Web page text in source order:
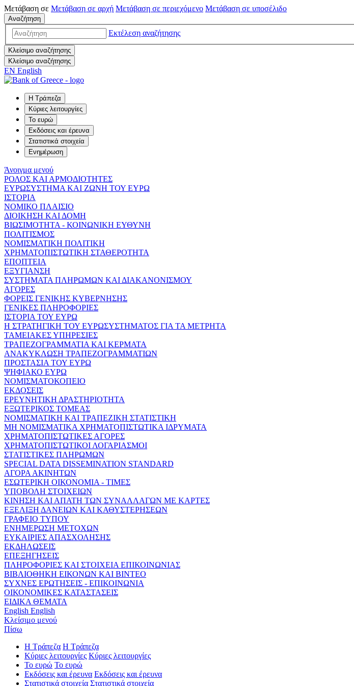
Μετάβαση σε Μετάβαση σε αρχή Μετάβαση σε περιεχόμενο Μετάβαση σε υποσέλιδο
Αναζήτηση
Εκτέλεση αναζήτησης
Κλείσιμο αναζήτησης
Κλείσιμο αναζήτησης
EN English
Η Τράπεζα
Κύριες λειτουργίες
Το ευρώ
Εκδόσεις και έρευνα
Στατιστικά στοιχεία
Ενημέρωση
Άνοιγμα μενού
ΡΟΛΟΣ ΚΑΙ ΑΡΜΟΔΙΟΤΗΤΕΣ
ΕΥΡΩΣΥΣΤΗΜΑ ΚΑΙ ΖΩΝΗ ΤΟΥ ΕΥΡΩ
ΙΣΤΟΡΙΑ
ΝΟΜΙΚΟ ΠΛΑΙΣΙΟ
ΔΙΟΙΚΗΣΗ ΚΑΙ ΔΟΜΗ
ΒΙΩΣΙΜΟΤΗΤΑ - ΚΟΙΝΩΝΙΚΗ ΕΥΘΥΝΗ
ΠΟΛΙΤΙΣΜΟΣ
ΝΟΜΙΣΜΑΤΙΚΗ ΠΟΛΙΤΙΚΗ
ΧΡΗΜΑΤΟΠΙΣΤΩΤΙΚΗ ΣΤΑΘΕΡΟΤΗΤΑ
ΕΠΟΠΤΕΙΑ
ΕΞΥΓΙΑΝΣΗ
ΣΥΣΤΗΜΑΤΑ ΠΛΗΡΩΜΩΝ ΚΑΙ ΔΙΑΚΑΝΟΝΙΣΜΟΥ
ΑΓΟΡΕΣ
ΦΟΡΕΙΣ ΓΕΝΙΚΗΣ ΚΥΒΕΡΝΗΣΗΣ
ΓΕΝΙΚΕΣ ΠΛΗΡΟΦΟΡΙΕΣ
ΙΣΤΟΡΙΑ ΤΟΥ ΕΥΡΩ
Η ΣΤΡΑΤΗΓΙΚΗ ΤΟΥ ΕΥΡΩΣΥΣΤΗΜΑΤΟΣ ΓΙΑ ΤΑ ΜΕΤΡΗΤΑ
ΤΑΜΕΙΑΚΕΣ ΥΠΗΡΕΣΙΕΣ
ΤΡΑΠΕΖΟΓΡΑΜΜΑΤΙΑ ΚΑΙ ΚΕΡΜΑΤΑ
ΑΝΑΚΥΚΛΩΣΗ ΤΡΑΠΕΖΟΓΡΑΜΜΑΤΙΩΝ
ΠΡΟΣΤΑΣΙΑ ΤΟΥ ΕΥΡΩ
ΨΗΦΙΑΚΟ ΕΥΡΩ
ΝΟΜΙΣΜΑΤΟΚΟΠΕΙΟ
ΕΚΔΟΣΕΙΣ
ΕΡΕΥΝΗΤΙΚΗ ΔΡΑΣΤΗΡΙΟΤΗΤΑ
ΕΞΩΤΕΡΙΚΟΣ ΤΟΜΕΑΣ
ΝΟΜΙΣΜΑΤΙΚΗ ΚΑΙ ΤΡΑΠΕΖΙΚΗ ΣΤΑΤΙΣΤΙΚΗ
ΜΗ ΝΟΜΙΣΜΑΤΙΚΑ ΧΡΗΜΑΤΟΠΙΣΤΩΤΙΚΑ ΙΔΡΥΜΑΤΑ
ΧΡΗΜΑΤΟΠΙΣΤΩΤΙΚΕΣ ΑΓΟΡΕΣ
ΧΡΗΜΑΤΟΠΙΣΤΩΤΙΚΟΙ ΛΟΓΑΡΙΑΣΜΟΙ
ΣΤΑΤΙΣΤΙΚΕΣ ΠΛΗΡΩΜΩΝ
SPECIAL DATA DISSEMINATION STANDARD
ΑΓΟΡΑ ΑΚΙΝΗΤΩΝ
ΕΣΩΤΕΡΙΚΗ ΟΙΚΟΝΟΜΙΑ - ΤΙΜΕΣ
ΥΠΟΒΟΛΗ ΣΤΟΙΧΕΙΩΝ
ΚΙΝΗΣΗ ΚΑΙ ΑΠΑΤΗ ΤΩΝ ΣΥΝΑΛΛΑΓΩΝ ΜΕ ΚΑΡΤΕΣ
ΕΞΕΛΙΞΗ ΔΑΝΕΙΩΝ ΚΑΙ ΚΑΘΥΣΤΕΡΗΣΕΩΝ
ΓΡΑΦΕΙΟ ΤΥΠΟΥ
ΕΝΗΜΕΡΩΣΗ ΜΕΤΟΧΩΝ
ΕΥΚΑΙΡΙΕΣ ΑΠΑΣΧΟΛΗΣΗΣ
ΕΚΔΗΛΩΣΕΙΣ
ΕΠΕΞΗΓΗΣΕΙΣ
ΠΛΗΡΟΦΟΡΙΕΣ ΚΑΙ ΣΤΟΙΧΕΙΑ ΕΠΙΚΟΙΝΩΝΙΑΣ
ΒΙΒΛΙΟΘΗΚΗ ΕΙΚΟΝΩΝ ΚΑΙ ΒΙΝΤΕΟ
ΣΥΧΝΕΣ ΕΡΩΤΗΣΕΙΣ - ΕΠΙΚΟΙΝΩΝΙΑ
ΟΙΚΟΝΟΜΙΚΕΣ ΚΑΤΑΣΤΑΣΕΙΣ
ΕΙΔΙΚΑ ΘΕΜΑΤΑ
English English
Κλείσιμο μενού
Πίσω
Η Τράπεζα Η Τράπεζα
Κύριες λειτουργίες Κύριες λειτουργίες
Το ευρώ Το ευρώ
Εκδόσεις και έρευνα Εκδόσεις και έρευνα
Στατιστικά στοιχεία Στατιστικά στοιχεία